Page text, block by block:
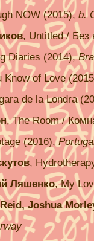
NOW (2015), b.
, Untitled / Без
Diaries (2014),
Know of Love
de la Londra
, The Room /
(2016),
,
Ляшенко, My
Joshua